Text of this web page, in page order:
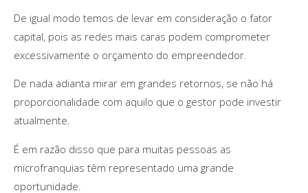
De igual modo temos de levar em consideração o fator
capital, pois as redes mais caras podem comprometer
excessivamente o orçamento do empreendedor.
De nada adianta mirar em grandes retornos, se não há
proporcionalidade com aquilo que o gestor pode investir
atualmente.
É em razão disso que para muitas pessoas as
microfranquias têm representado uma grande
oportunidade.